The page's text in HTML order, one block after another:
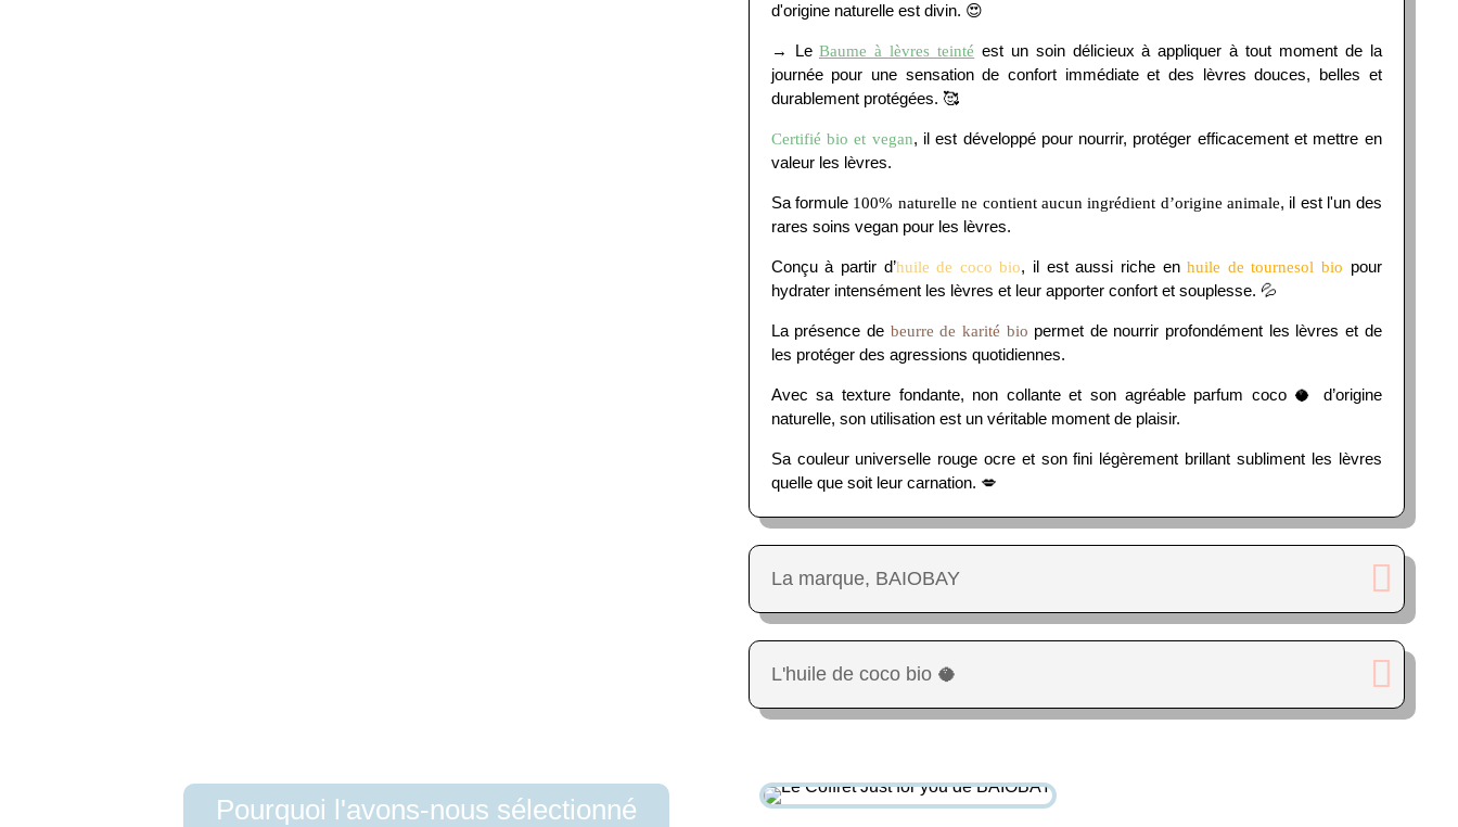
d'origine naturelle est divin. 😍
→ LeBaume à lèvres teinté est un soin délicieux à appliquer à tout moment de la
journée pour une sensation de confort immédiate et des lèvres douces, belles et
durablement protégées. 🥰
Certifié bio et vegan, il est développé pour nourrir, protéger efficacement et mettre en
valeur les lèvres.
Sa formule 100% naturelle ne contient aucun ingrédient d’origine animale, il est l'un des
rares soins vegan pour les lèvres.
Conçu à partir d’huile de coco bio, il est aussi riche enhuile de tournesol bio pour
hydrater intensément les lèvres et leur apporter confort et souplesse. 💦
La présence de beurre de karité bio permet de nourrir profondément les lèvres et de
les protéger des agressions quotidiennes.
Avec sa texture fondante, non collante et son agréable parfum coco 🥥 d’origine
naturelle, son utilisation est un véritable moment de plaisir.
Sa couleur universelle rouge ocre et son fini légèrement brillant subliment les lèvres
quelle que soit leur carnation. 💋
La marque, BAIOBAY
L'huile de coco bio 🥥
Pourquoi l'avons-nous sélectionné